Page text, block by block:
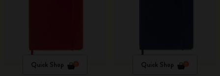
Quick Shop Quick Shop